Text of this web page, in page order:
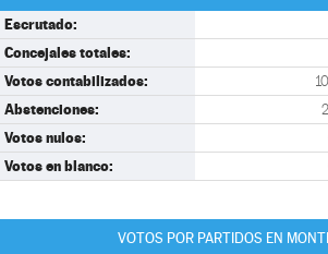
Escrutado:
Concejales totales:
Votos contabilizados:
Abstenciones:
Votos nulos:
Votos en blanco:
VOTOS POR PARTIDOS EN